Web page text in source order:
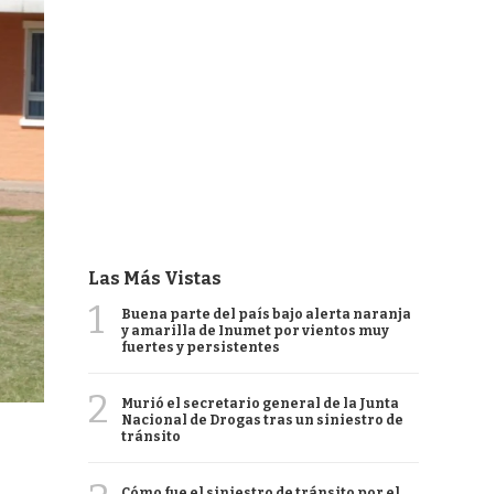
Las Más Vistas
1
Buena parte del país bajo alerta naranja
y amarilla de Inumet por vientos muy
fuertes y persistentes
2
Murió el secretario general de la Junta
Nacional de Drogas tras un siniestro de
tránsito